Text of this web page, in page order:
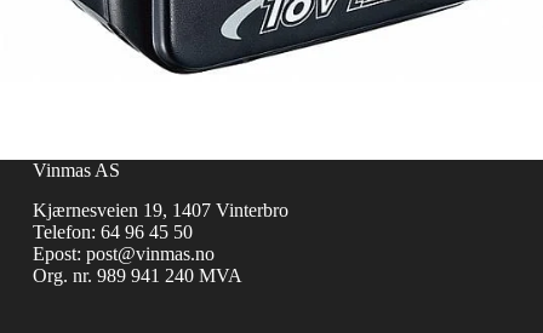
Vinmas AS
Kjærnesveien 19, 1407 Vinterbro
Telefon: 64 96 45 50
Epost: post@vinmas.no
Org. nr. 989 941 240 MVA